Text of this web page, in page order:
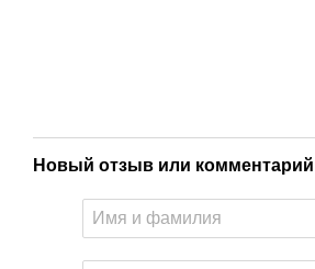
Новый отзыв или комментарий